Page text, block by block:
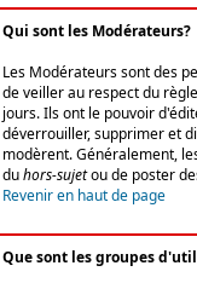
Qui sont les Modérateurs?
Les Modérateurs sont des
de veiller au respect du
jours. Ils ont le pouvoir
déverrouiller, supprimer et
modèrent. Généralement,
duhors-sujetou de poster
Revenir en haut de page
Que sont les groupes